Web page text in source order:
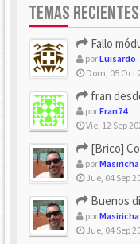
TEMAS RECIENTES
Fallo
porLuisardo
Dom, 05 Oct
fran
porFran74
Vie, 12 Sep
[Brico]
porMasiricha
Jue, 04 Sep
Buenos
porMasiricha
Jue, 04 Sep